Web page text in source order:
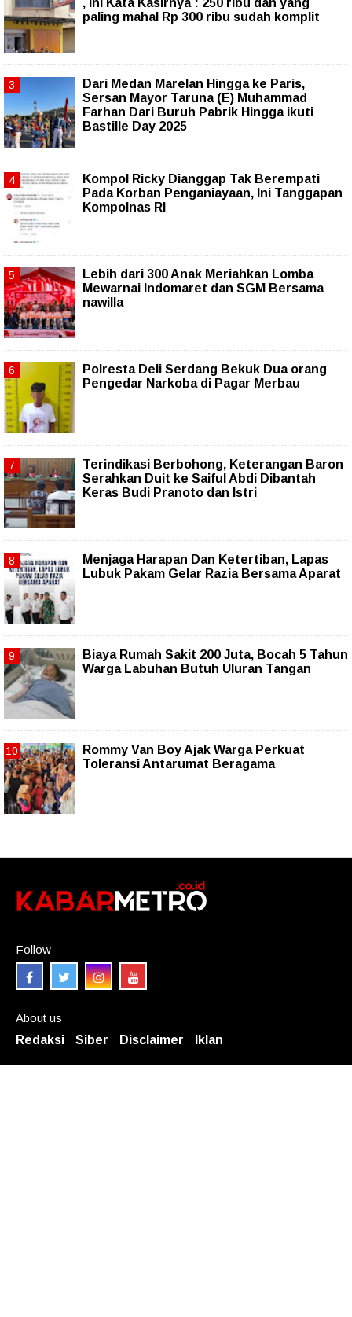
, Ini Kata Kasirnya : 250 ribu dan yang
paling mahal Rp 300 ribu sudah komplit
‎Dari Medan Marelan Hingga ke Paris,
Sersan Mayor Taruna (E) Muhammad
Farhan Dari Buruh Pabrik Hingga ikuti
Bastille Day 2025
Kompol Ricky Dianggap Tak Berempati
Pada Korban Penganiayaan, Ini Tanggapan
Kompolnas RI
Lebih dari 300 Anak Meriahkan Lomba
Mewarnai Indomaret dan SGM Bersama
nawilla
Polresta Deli Serdang Bekuk Dua orang
Pengedar Narkoba di Pagar Merbau
Terindikasi Berbohong, Keterangan Baron
Serahkan Duit ke Saiful Abdi Dibantah
Keras Budi Pranoto dan Istri
Menjaga Harapan Dan Ketertiban, Lapas
Lubuk Pakam Gelar Razia Bersama Aparat
Biaya Rumah Sakit 200 Juta, Bocah 5 Tahun
Warga Labuhan Butuh Uluran Tangan
Rommy Van Boy Ajak Warga Perkuat
Toleransi Antarumat Beragama
Follow
About us
Redaksi
Siber Disclaimer Iklan